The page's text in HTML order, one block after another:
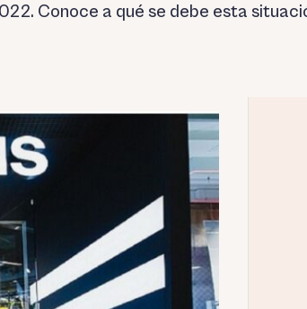
Conoce a qué se debe esta